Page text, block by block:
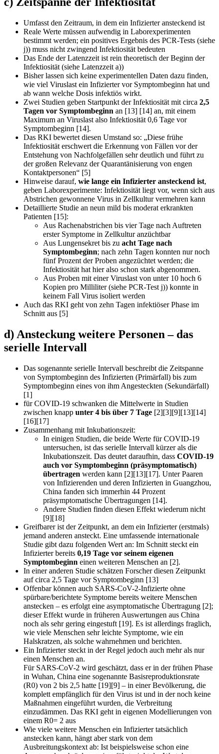
Umfasst den Zeitraum, in dem ein Infizierter ansteckend ist
Reale Werte müssen aufwendig in Laborexperimenten
bestimmt werden; ein positives Ergebnis des PCR-Tests (siehe
j)) muss nicht zwingend Infektiosität bedeuten
Das Ende der Latenzzeit ist rein theoretisch der Beginn der
Infektiosität (siehe Latenzzeit a))
Bisher lassen sich keine experimentellen Daten dazu finden,
wie viel Viruslast ein Infizierter vor Symptombeginn hat und
ab wann welche Dosis infektiös wirkt.
Zwei Studien geben Startpunkt der Infektiosität mit circa 2,5
Tagen vor Symptombeginn an [13] [14] an, mit einem
Maximum an Viruslast also Infektiosität 0,6 Tage vor
Symptombeginn [14].
Das RKI bewertet diesen Umstand so: „Diese frühe
Infektiosität erschwert die Erkennung von Fällen vor der
Entstehung von Nachfolgefällen sehr deutlich und führt zu
der großen Relevanz der Quarantänisierung von engen
Kontaktpersonen“ [5]
Hinweise darauf, wie lange ein Infizierter ansteckend ist,
geben Laborexperimente: Infektiosität liegt vor, wenn sich aus
Abstrichen gewonnene Virus in Zellkultur vermehren kann
Detaillierte Studie an neun mild bis moderat erkrankten
Patienten [15]:
Aus Rachenabstrichen bis vier Tage nach Auftreten
erster Symptome in Zellkultur anzüchtbar
Aus Lungensekret bis zu acht Tage nach
Symptombeginn; nach zehn Tagen konnten nur noch
fünf Prozent der Proben angezüchtet werden; die
Infektiosität hat hier also schon stark abgenommen.
Aus Proben mit einer Viruslast von unter 10 hoch 6
Kopien pro Milliliter (siehe PCR-Test j)) konnte in
keinem Fall Virus isoliert werden
Auch das RKI geht von zehn Tagen infektiöser Phase im
Schnitt aus [5]
d) Ansteckung weitere Personen – das
serielle Intervall
Das sogenannte serielle Intervall beschreibt die Zeitspanne
von Symptombeginn des Infizierten (Primärfall) bis zum
Symptombeginn eines von ihm Angesteckten (Sekundärfall)
[1]
für COVID-19 schwanken die Mittelwerte in Studien
zwischen knapp unter 4 bis über 7 Tage [2][3][9][13][14]
[16][17]
Zusammenhang mit Inkubationszeit:
In einigen Studien, die beide Werte für COVID-19
untersuchen, ist das serielle Intervall kürzer als die
Inkubationszeit. Das deutet daraufhin, dass COVID-19
auch vor Symptombeginn (präsymptomatisch)
übertragen werden kann [2][13][17]. Unter Paaren
von Infizierenden und deren Infizierten in Guangzhou,
China fanden sich immerhin 44 Prozent
präsymptomatische Übertragungen [14].
Andere Studien finden diesen Effekt wiederum nicht
[9][18]
Greifbarer ist der Zeitpunkt, an dem ein Infizierter (erstmals)
jemand anderen ansteckt. Eine umfassende internationale
Studie gibt dazu folgenden Wert an: Im Schnitt steckt ein
Infizierter bereits 0,19 Tage vor seinem eigenen
Symptombeginn einen weiteren Menschen an [2].
In einer anderen Studie schätzen Forscher diesen Zeitpunkt
auf circa 2,5 Tage vor Symptombeginn [13]
Offenbar können auch SARS-CoV-2-Infizierte ohne
spürbare/berichtete Symptome bereits weitere Menschen
anstecken – es erfolgt eine asymptomatische Übertragung [2];
dieser Effekt wurde in früheren Auswertungen aus China
noch als sehr gering eingestuft [19]. Es ist allerdings fraglich,
wie viele Menschen sehr leichte Symptome, wie ein
Halskratzen, als solche wahrnehmen und berichten.
Ein Infizierter steckt in der Regel jedoch auch mehr als nur
einen Menschen an.
Für SARS-CoV-2 wird geschätzt, dass er in der frühen Phase
in Wuhan, China eine sogenannte Basisreproduktionsrate
(R0) von 2 bis 2,5 hatte [19][9] – in einer Bevölkerung, die
komplett empfänglich für den Virus ist und in der noch keine
Maßnahmen eingeführt wurden, die Verbreitung
einzudämmen. Das RKI geht in eigenen Modellierungen von
einem R0= 2 aus
Wie viele weitere Menschen ein Infizierter tatsächlich
anstecken kann, hängt aber stark von dem
Ausbreitungskontext ab: Ist beispielsweise schon eine